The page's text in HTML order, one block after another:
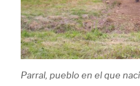
Parral, pueblo en el que